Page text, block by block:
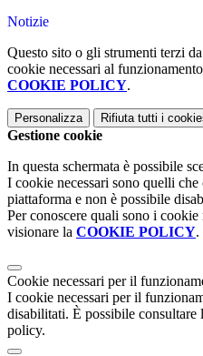
Notizie
Questo sito o gli strumenti terzi
cookie necessari al
COOKIE POLICY.
Personalizza Rifiuta tutti i
Gestione cookie
In questa schermata è possibile
I cookie necessari sono quelli
piattaforma e non è possibile
Per conoscere quali sono i
visionare la COOKIE POLICY.
Cookie necessari per il
I cookie necessari per il
disabilitati. È possibile
policy.